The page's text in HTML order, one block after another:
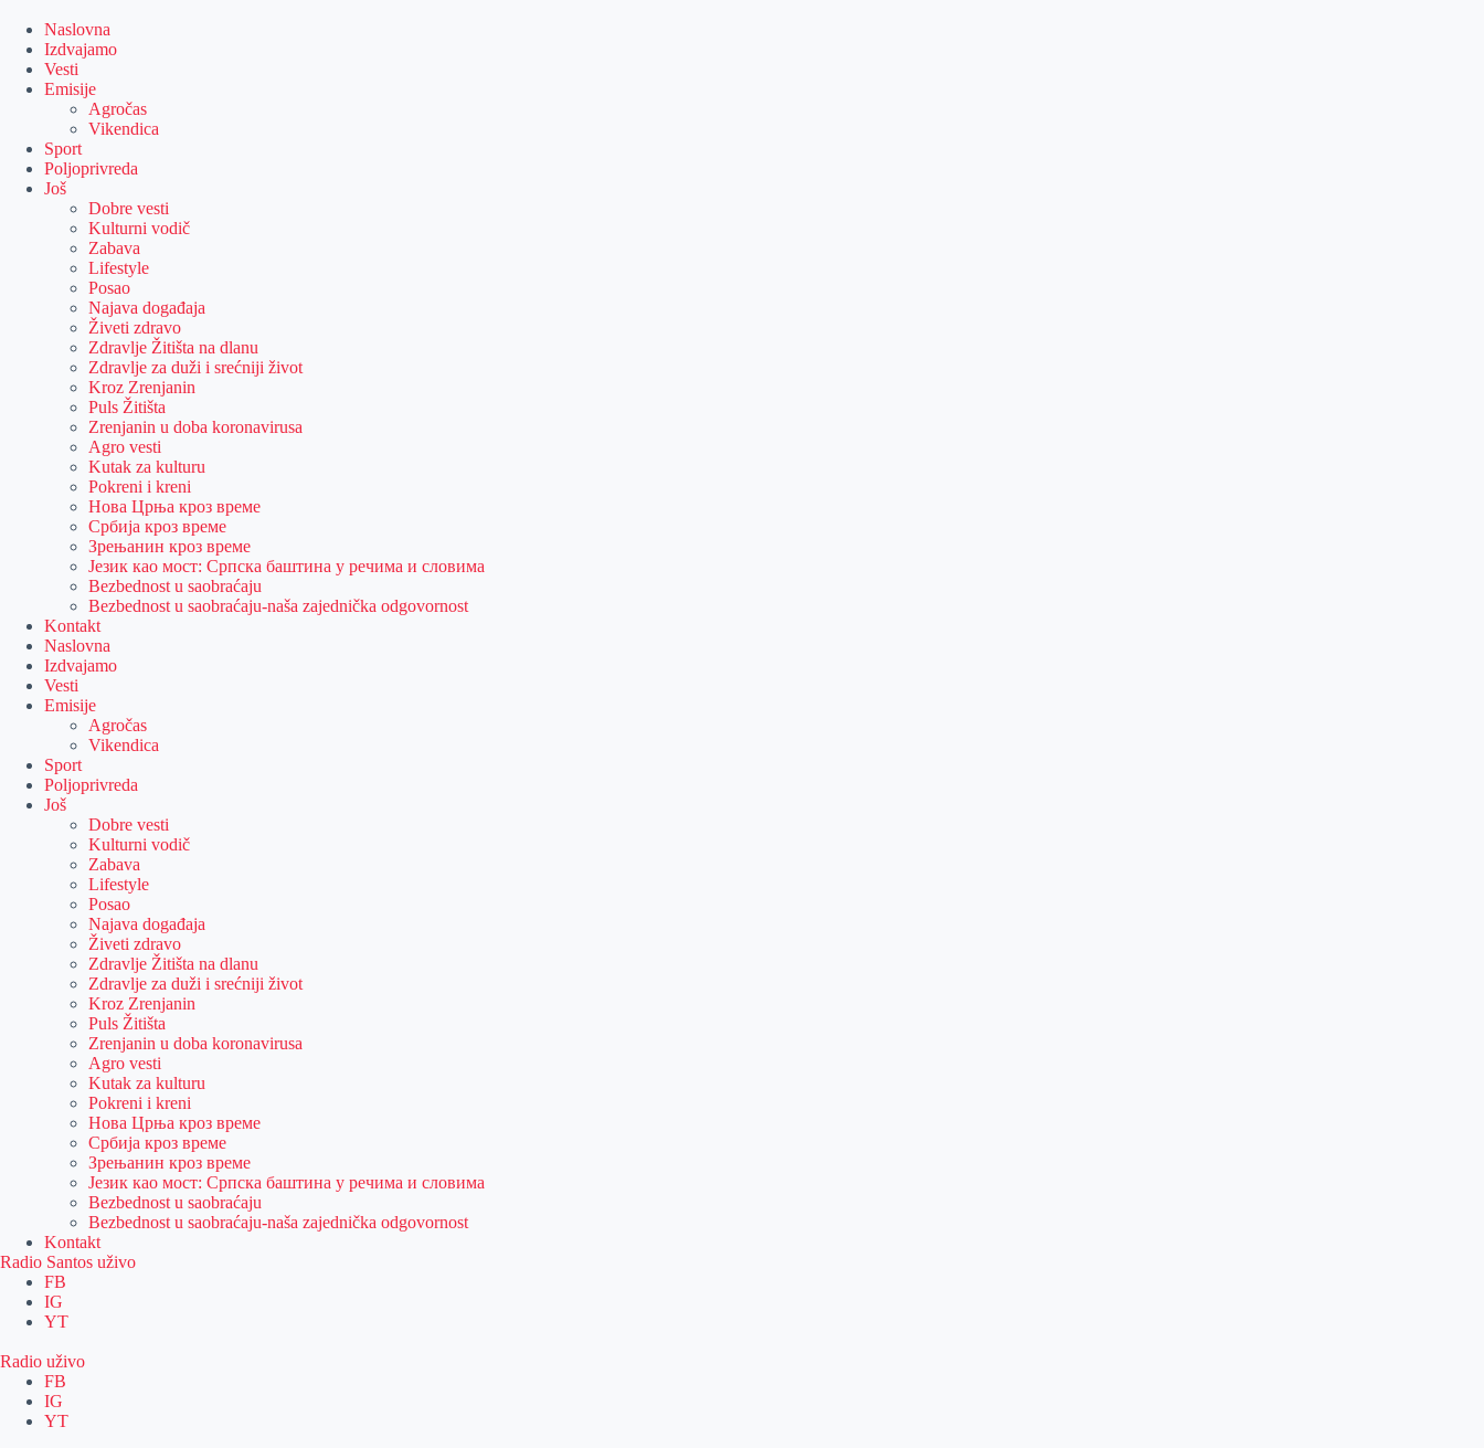
content
Naslovna
Izdvajamo
Vesti
Emisije
Agročas
Vikendica
Sport
Poljoprivreda
Još
Dobre vesti
Kulturni vodič
Zabava
Lifestyle
Posao
Najava događaja
Živeti zdravo
Zdravlje Žitišta na dlanu
Zdravlje za duži i srećniji život
Kroz Zrenjanin
Puls Žitišta
Zrenjanin u doba koronavirusa
Agro vesti
Kutak za kulturu
Pokreni i kreni
Нова Црња кроз време
Србија кроз време
Зрењанин кроз време
Језик као мост: Српска баштина у речима и словима
Bezbednost u saobraćaju
Bezbednost u saobraćaju-naša zajednička odgovornost
Kontakt
Naslovna
Izdvajamo
Vesti
Emisije
Agročas
Vikendica
Sport
Poljoprivreda
Još
Dobre vesti
Kulturni vodič
Zabava
Lifestyle
Posao
Najava događaja
Živeti zdravo
Zdravlje Žitišta na dlanu
Zdravlje za duži i srećniji život
Kroz Zrenjanin
Puls Žitišta
Zrenjanin u doba koronavirusa
Agro vesti
Kutak za kulturu
Pokreni i kreni
Нова Црња кроз време
Србија кроз време
Зрењанин кроз време
Језик као мост: Српска баштина у речима и словима
Bezbednost u saobraćaju
Bezbednost u saobraćaju-naša zajednička odgovornost
Kontakt
Radio Santos uživo
FB
IG
YT
Radio uživo
FB
IG
YT